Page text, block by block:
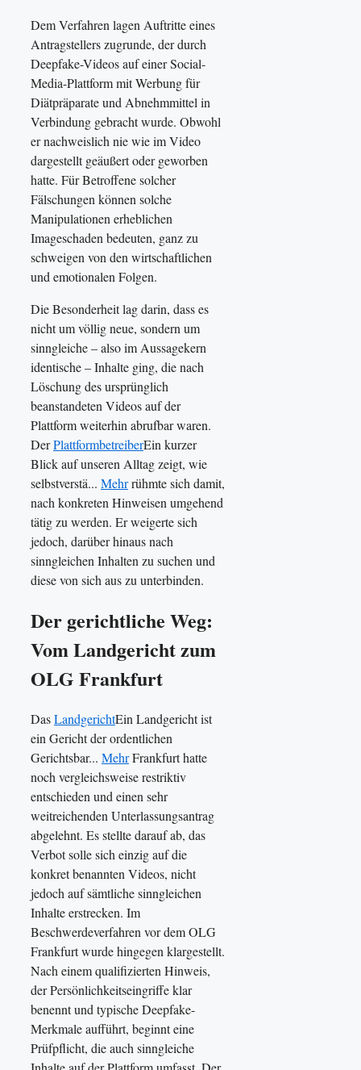
Dem Verfahren lagen Auftritte eines
Antragstellers zugrunde, der durch
Deepfake-Videos auf einer Social-
Media-Plattform mit Werbung für
Diätpräparate und Abnehmmittel in
Verbindung gebracht wurde. Obwohl
er nachweislich nie wie im Video
dargestellt geäußert oder geworben
hatte. Für Betroffene solcher
Fälschungen können solche
Manipulationen erheblichen
Imageschaden bedeuten, ganz zu
schweigen von den wirtschaftlichen
und emotionalen Folgen.
Die Besonderheit lag darin, dass es
nicht um völlig neue, sondern um
sinngleiche – also im Aussagekern
identische – Inhalte ging, die nach
Löschung des ursprünglich
beanstandeten Videos auf der
Plattform weiterhin abrufbar waren.
DerPlattformbetreiberEin kurzer
Blick auf unseren Alltag zeigt, wie
selbstverstä... Mehrrühmte sich damit,
nach konkreten Hinweisen umgehend
tätig zu werden. Er weigerte sich
jedoch, darüber hinaus nach
sinngleichen Inhalten zu suchen und
diese von sich aus zu unterbinden.
Der gerichtliche Weg:
Vom Landgericht zum
OLG Frankfurt
DasLandgerichtEin Landgericht ist
ein Gericht der ordentlichen
Gerichtsbar... MehrFrankfurt hatte
noch vergleichsweise restriktiv
entschieden und einen sehr
weitreichenden Unterlassungsantrag
abgelehnt. Es stellte darauf ab, das
Verbot solle sich einzig auf die
konkret benannten Videos, nicht
jedoch auf sämtliche sinngleichen
Inhalte erstrecken. Im
Beschwerdeverfahren vor dem OLG
Frankfurt wurde hingegen klargestellt.
Nach einem qualifizierten Hinweis,
der Persönlichkeitseingriffe klar
benennt und typische Deepfake-
Merkmale aufführt, beginnt eine
Prüfpflicht, die auch sinngleiche